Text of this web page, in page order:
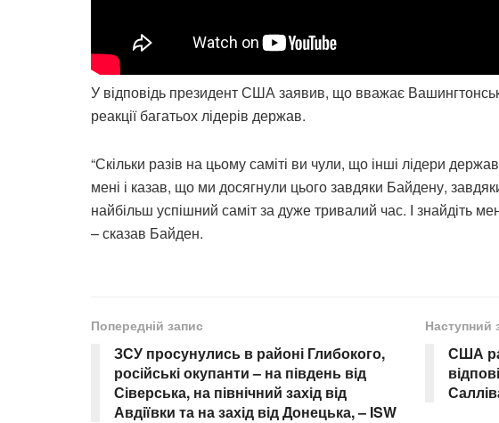
У відповідь президент США заявив, що вважає
реакції багатьох лідерів держав.
“Скільки разів на цьому саміті ви чули, що інші лідери
мені і казав, що ми досягнули цього завдяки Байдену,
найбільш успішний саміт за дуже тривалий час. І знайдіть
– сказав Байден.
Попередній запис
ЗСУ просунулись в районі Глибокого,
російські окупанти – на південь від
Сіверська, на північний захід від
Авдіївки та на захід від Донецька, – ISW
Наступний
США